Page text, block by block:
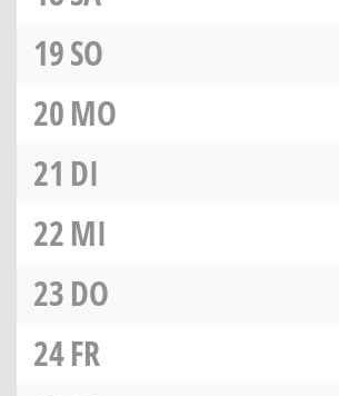
19SO
20MO
21 DI
22MI
23DO
24FR